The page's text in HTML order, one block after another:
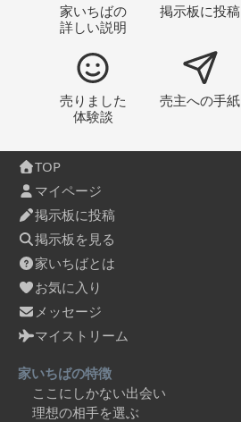
家いちばの
詳しい説明
掲示板に投稿
売りました
体験談
売主への手紙
TOP
マイページ
掲示板に投稿
掲示板を見る
家いちばとは
お気に入り
メッセージ
マイストリーム
家いちばの特徴
ここにしかない出会い
理想の相手を選ぶ